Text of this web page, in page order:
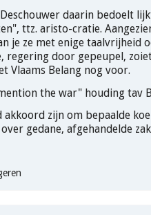
daarin bedoelt
ttz. aristo-cratie.
je ze met enige taalvrijheid
regering door gepeupel,
Vlaams Belang nog voor.
the war" houding tav
akkoord zijn om bepaalde
gedane, afgehandelde